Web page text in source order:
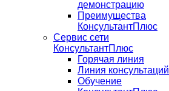
демонстрацию
Преимущества
КонсультантПлюс
Сервис сети
КонсультантПлюс
Горячая линия
Линия консультаций
Обучение